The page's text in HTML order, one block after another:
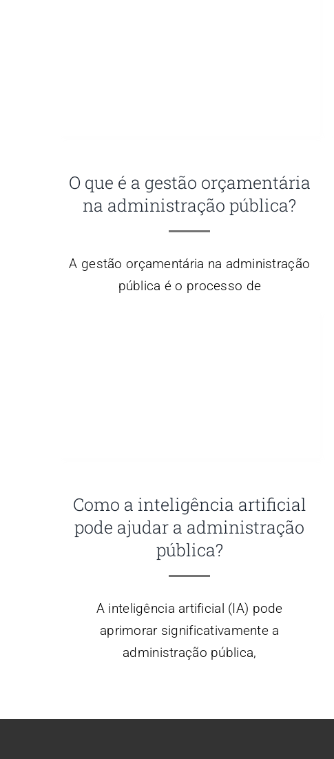
O que é a gestão orçamentária
na administração pública?
A gestão orçamentária na administração
pública é o processo de
Como a inteligência artificial
pode ajudar a administração
pública?
A inteligência artificial (IA) pode
aprimorar significativamente a
administração pública,